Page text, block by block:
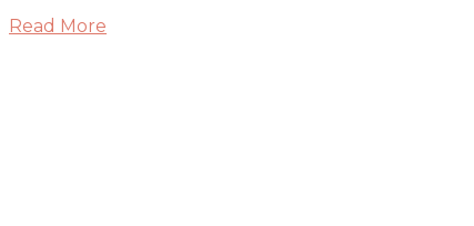
Read More